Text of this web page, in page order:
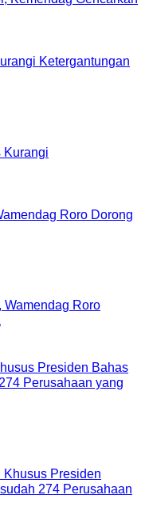
Ketergantungan
Roro Dorong
Presiden Bahas
Perusahaan yang